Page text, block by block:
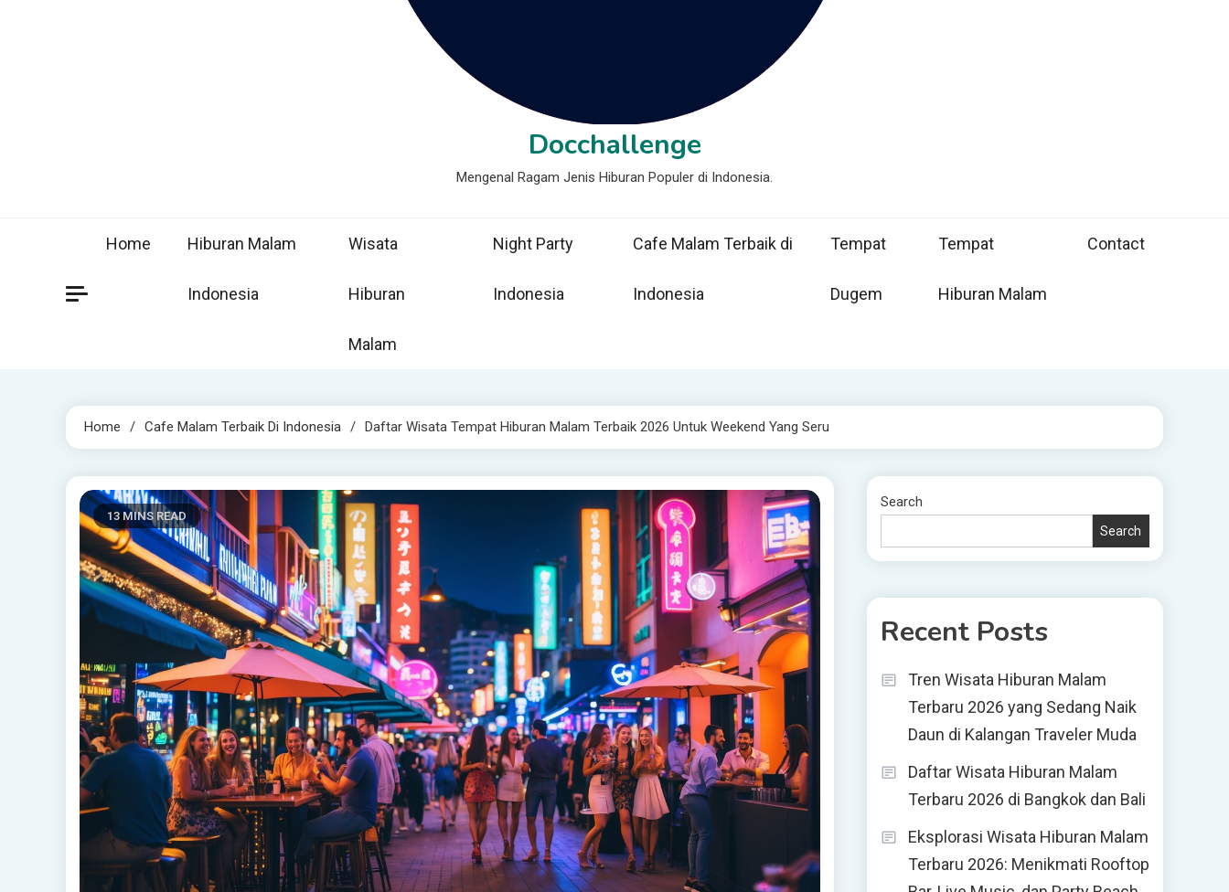
Docchallenge
Mengenal Ragam Jenis Hiburan Populer di Indonesia.
Home Hiburan Malam
Indonesia
Wisata
Hiburan
Malam
Night Party
Indonesia
Cafe Malam Terbaik di
Indonesia
Tempat
Dugem
Tempat
Hiburan Malam
Contact
Home Cafe Malam Terbaik Di Indonesia Daftar Wisata Tempat Hiburan Malam Terbaik 2026 Untuk Weekend Yang Seru
13 MINS READ
Search
Search
Recent Posts
Tren Wisata Hiburan Malam
Terbaru 2026 yang Sedang Naik
Daun di Kalangan Traveler Muda
Daftar Wisata Hiburan Malam
Terbaru 2026 di Bangkok dan Bali
Eksplorasi Wisata Hiburan Malam
Terbaru 2026: Menikmati Rooftop